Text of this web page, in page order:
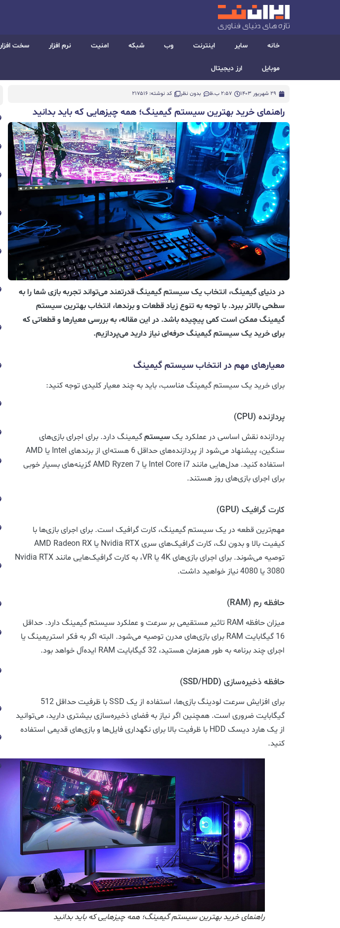
خانه سایر اینترنت وب شبکه امنیت نرم افزار سخت افزار
موبایل ارز دیجیتال
29 شهریور 1403 2:57 ب.ظ بدون نظر کد نوشته: 217516
راهنمای خرید بهترین سیستم گیمینگ؛ همه چیزهایی که باید بدانید
در دنیای گیمینگ، انتخاب یک سیستم گیمینگ قدرتمند می‌تواند تجربه بازی شما را به
سطحی بالاتر ببرد. با توجه به تنوع زیاد قطعات و برندها، انتخاب بهترین سیستم
گیمینگ ممکن است کمی پیچیده باشد. در این مقاله، به بررسی معیارها و قطعاتی که
برای خرید یک سیستم گیمینگ حرفه‌ای نیاز دارید می‌پردازیم.
معیارهای مهم در انتخاب سیستم گیمینگ
برای خرید یک سیستم گیمینگ مناسب، باید به چند معیار کلیدی توجه کنید:
پردازنده (CPU)
پردازنده نقش اساسی در عملکرد یکسیستمگیمینگ دارد. برای اجرای بازی‌های
سنگین، پیشنهاد می‌شود از پردازنده‌های حداقل 6 هسته‌ای از برندهای Intel یا AMD
استفاده کنید. مدل‌هایی مانند Intel Core i7 یا AMD Ryzen 7 گزینه‌های بسیار خوبی
برای اجرای بازی‌های روز هستند.
کارت گرافیک (GPU)
مهم‌ترین قطعه در یک سیستم گیمینگ، کارت گرافیک است. برای اجرای بازی‌ها با
کیفیت بالا و بدون لگ، کارت گرافیک‌های سری Nvidia RTX یا AMD Radeon RX
توصیه می‌شوند. برای اجرای بازی‌های 4K یا VR، به کارت گرافیک‌هایی مانند Nvidia RTX
3080 یا 4080 نیاز خواهید داشت.
حافظه رم (RAM)
میزان حافظه RAM تاثیر مستقیمی بر سرعت و عملکرد سیستم گیمینگ دارد. حداقل
16 گیگابایت RAM برای بازی‌های مدرن توصیه می‌شود. البته اگر به فکر استریمینگ یا
اجرای چند برنامه به طور همزمان هستید، 32 گیگابایت RAM ایده‌آل خواهد بود.
حافظه ذخیره‌سازی (SSD/HDD)
برای افزایش سرعت لودینگ بازی‌ها، استفاده از یک SSD با ظرفیت حداقل 512
گیگابایت ضروری است. همچنین اگر نیاز به فضای ذخیره‌سازی بیشتری دارید، می‌توانید
از یک هارد دیسک HDD با ظرفیت بالا برای نگهداری فایل‌ها و بازی‌های قدیمی استفاده
کنید.
راهنمای خرید بهترین سیستم گیمینگ؛ همه چیزهایی که باید بدانید